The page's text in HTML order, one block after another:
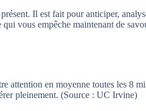
Il est fait pour anticiper,
vous empêche maintenant de
attention en moyenne toutes les 8
pleinement. (Source : UC Irvine)